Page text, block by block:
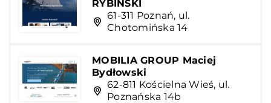
RYBIŃSKI
61-311 Poznań, ul.
Chotomińska 14
MOBILIA GROUP Maciej
Bydłowski
62-811 Kościelna Wieś, ul.
Poznańska 14b